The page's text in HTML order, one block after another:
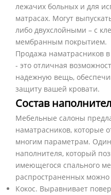
лежачих больных и для
матрасах. Могут
либо двухслойными – с
мембранным покрытием.
Продажа наматрасников
- это отличная
надежную вещь,
защиту вашей кровати.
Состав
Мебельные салоны
наматрасников, которые
многим параметрам. Один
наполнителя, который
имеющегося спального
распространенных можно
Кокос. Выравнивает